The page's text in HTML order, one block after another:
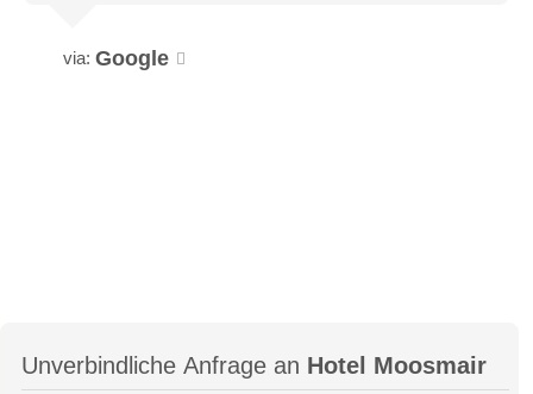
via: Google
Unverbindliche Anfrage an Hotel Moosmair